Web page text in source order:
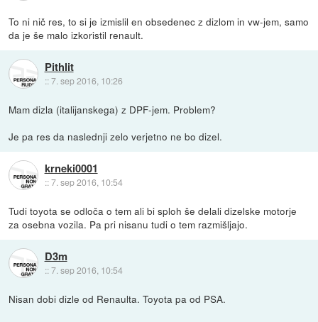
To ni nič res, to si je izmislil en obsedenec z dizlom in vw-jem, samo
da je še malo izkoristil renault.
Pithlit
::7. sep 2016, 10:26
Mam dizla (italijanskega) z DPF-jem. Problem?
Je pa res da naslednji zelo verjetno ne bo dizel.
krneki0001
::7. sep 2016, 10:54
Tudi toyota se odloča o tem ali bi sploh še delali dizelske motorje
za osebna vozila. Pa pri nisanu tudi o tem razmišljajo.
D3m
::7. sep 2016, 10:54
Nisan dobi dizle od Renaulta. Toyota pa od PSA.